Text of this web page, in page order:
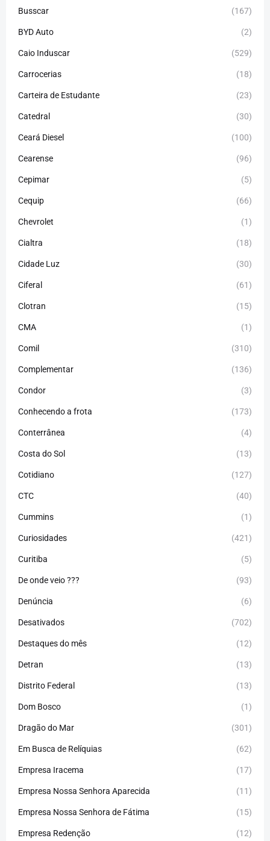
Busscar (167)
BYD Auto (2)
Caio Induscar (529)
Carrocerias (18)
Carteira de Estudante (23)
Catedral (30)
Ceará Diesel (100)
Cearense (96)
Cepimar (5)
Cequip (66)
Chevrolet (1)
Cialtra (18)
Cidade Luz (30)
Ciferal (61)
Clotran (15)
CMA (1)
Comil (310)
Complementar (136)
Condor (3)
Conhecendo a frota (173)
Conterrânea (4)
Costa do Sol (13)
Cotidiano (127)
CTC (40)
Cummins (1)
Curiosidades (421)
Curitiba (5)
De onde veio ??? (93)
Denúncia (6)
Desativados (702)
Destaques do mês (12)
Detran (13)
Distrito Federal (13)
Dom Bosco (1)
Dragão do Mar (301)
Em Busca de Relíquias (62)
Empresa Iracema (17)
Empresa Nossa Senhora Aparecida (11)
Empresa Nossa Senhora de Fátima (15)
Empresa Redenção (12)